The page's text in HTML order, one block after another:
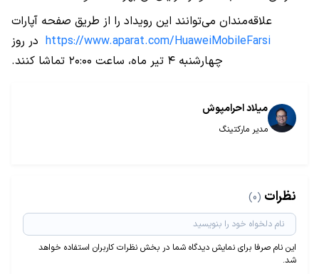
علاقه‌مندان می‌توانند این رویداد را از طریق صفحه آپارات
https://www.aparat.com/HuaweiMobileFarsi در روز
چهارشنبه ۴ تیر ماه، ساعت ۲۰:۰۰ تماشا کنند.
میلاد احرامپوش
مدیر مارکتینگ
نظرات (0)
این نام صرفا برای نمایش دیدگاه شما در بخش نظرات کاربران استفاده خواهد
شد.